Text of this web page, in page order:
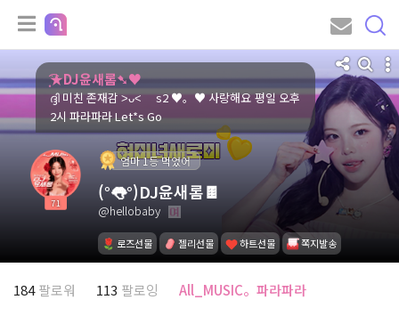
͙͘͡★DJ윤새롬➷♥
ദ്ദി 미친 존재감 ˃ᴗ˂ s2 ♥。♥ 사랑해요 평일 오후
2시 파라파라 Let*s Go
71
엄마 1등 먹었어
(°👅°)DJ윤새롬🍫
@hellobaby
로즈선물 젤리선물 하트선물 쪽지발송
184팔로워 113 팔로잉 All_MUSIC。파라파라